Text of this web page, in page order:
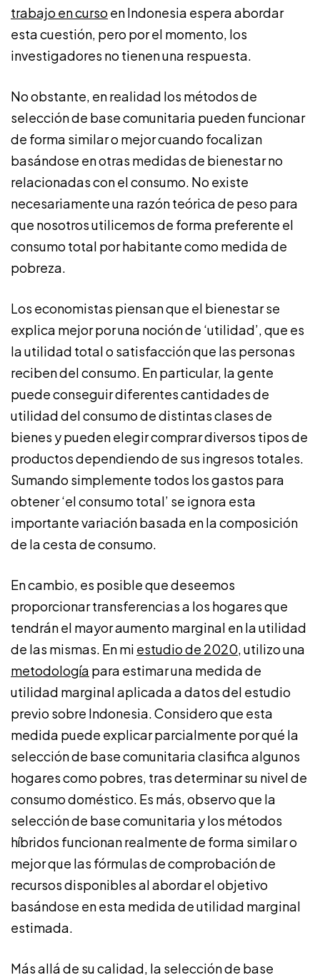
trabajo en curso en Indonesia espera abordar
esta cuestión, pero por el momento, los
investigadores no tienen una respuesta.
No obstante, en realidad los métodos de
selección de base comunitaria pueden funcionar
de forma similar o mejor cuando focalizan
basándose en otras medidas de bienestar no
relacionadas con el consumo. No existe
necesariamente una razón teórica de peso para
que nosotros utilicemos de forma preferente el
consumo total por habitante como medida de
pobreza.
Los economistas piensan que el bienestar se
explica mejor por una noción de ‘utilidad’, que es
la utilidad total o satisfacción que las personas
reciben del consumo. En particular, la gente
puede conseguir diferentes cantidades de
utilidad del consumo de distintas clases de
bienes y pueden elegir comprar diversos tipos de
productos dependiendo de sus ingresos totales.
Sumando simplemente todos los gastos para
obtener ‘el consumo total’ se ignora esta
importante variación basada en la composición
de la cesta de consumo.
En cambio, es posible que deseemos
proporcionar transferencias a los hogares que
tendrán el mayor aumento marginal en la utilidad
de las mismas. En mi estudio de 2020, utilizo una
metodología para estimar una medida de
utilidad marginal aplicada a datos del estudio
previo sobre Indonesia. Considero que esta
medida puede explicar parcialmente por qué la
selección de base comunitaria clasifica algunos
hogares como pobres, tras determinar su nivel de
consumo doméstico. Es más, observo que la
selección de base comunitaria y los métodos
híbridos funcionan realmente de forma similar o
mejor que las fórmulas de comprobación de
recursos disponibles al abordar el objetivo
basándose en esta medida de utilidad marginal
estimada.
Más allá de su calidad, la selección de base